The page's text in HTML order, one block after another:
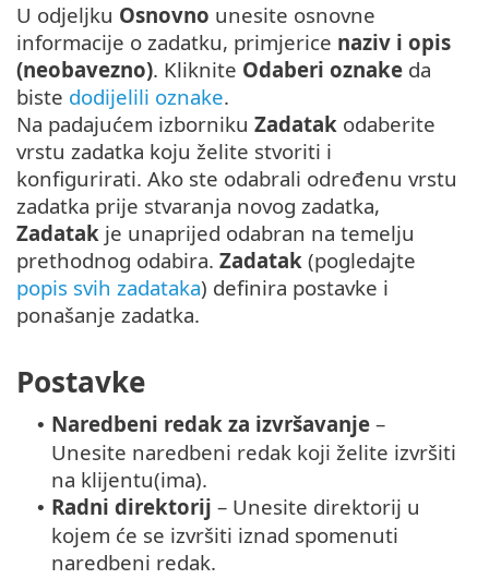
U odjeljku Osnovno unesite osnovne
informacije o zadatku, primjerice naziv i opis
(neobavezno). Kliknite Odaberi oznake da
biste dodijelili oznake.
Na padajućem izborniku Zadatak odaberite
vrstu zadatka koju želite stvoriti i
konfigurirati. Ako ste odabrali određenu vrstu
zadatka prije stvaranja novog zadatka,
Zadatak je unaprijed odabran na temelju
prethodnog odabira. Zadatak (pogledajte
popis svih zadataka) definira postavke i
ponašanje zadatka.
Postavke
• Naredbeni redak za izvršavanje –
Unesite naredbeni redak koji želite izvršiti
na klijentu(ima).
• Radni direktorij – Unesite direktorij u
kojem će se izvršiti iznad spomenuti
naredbeni redak.